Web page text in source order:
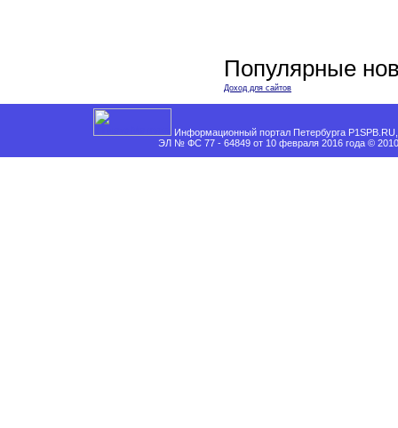
Популярные
Доход для сайтов
Информационный портал Петербурга
ЭЛ № ФС 77 - 64849 от 10 февраля 2016 года ©